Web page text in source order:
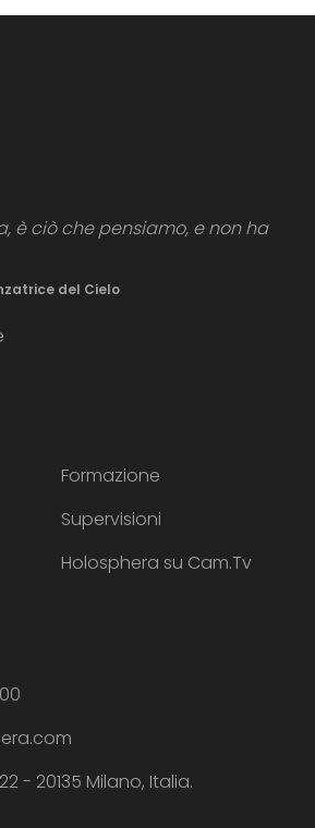
è ciò che pensiamo, e non ha
del Cielo
Formazione
Supervisioni
Holosphera su Cam.Tv
- 20135 Milano, Italia.